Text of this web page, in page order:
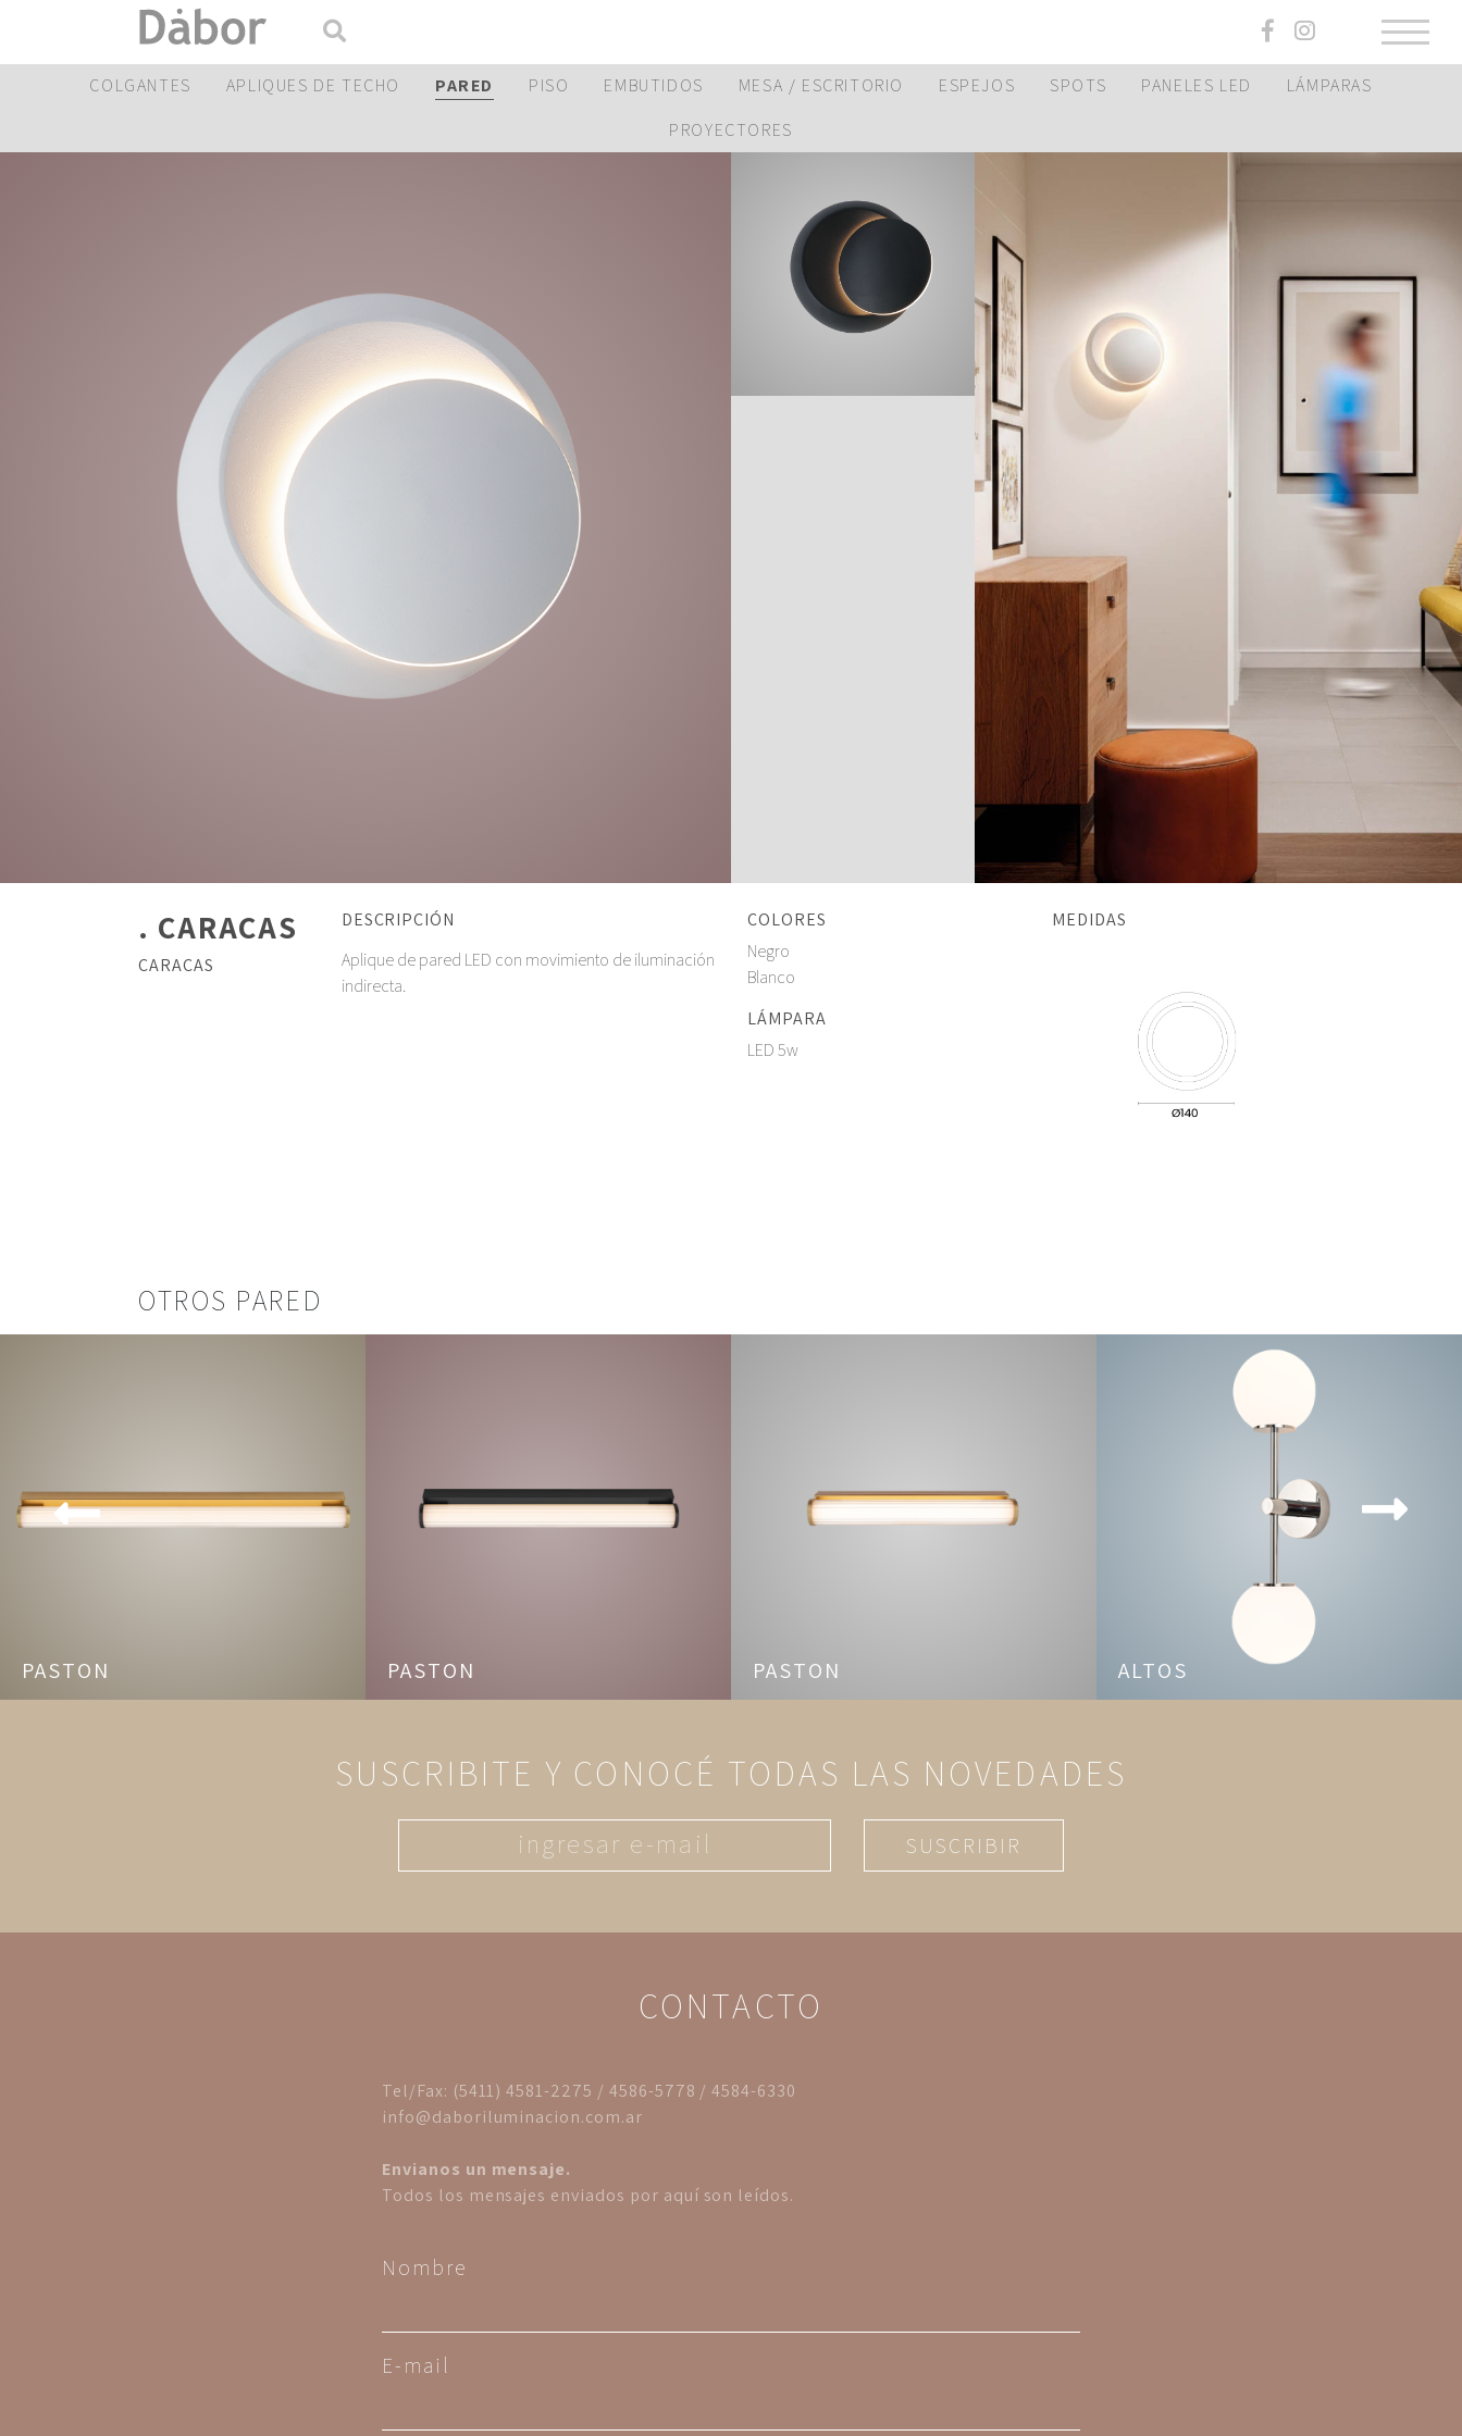
COLGANTES APLIQUES DE TECHO PARED PISO EMBUTIDOS MESA / ESCRITORIO ESPEJOS SPOTS PANELES LED
LÁMPARAS
PROYECTORES
. CARACAS
CARACAS
DESCRIPCIÓN
Aplique de pared LED con movimiento de iluminación
indirecta.
COLORES
Negro
Blanco
LÁMPARA
LED 5w
MEDIDAS
OTROS PARED
PASTON PASTON PASTON ALTOS
SUSCRIBITE Y CONOCÉ TODAS LAS NOVEDADES
SUSCRIBIR
CONTACTO
Tel/Fax: (5411) 4581-2275 / 4586-5778 / 4584-6330
info@daboriluminacion.com.ar
Envianos un mensaje.
Todos los mensajes enviados por aquí son leídos.
Nombre
E-mail